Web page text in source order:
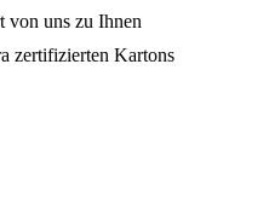
von uns zu Ihnen
zertifizierten Kartons